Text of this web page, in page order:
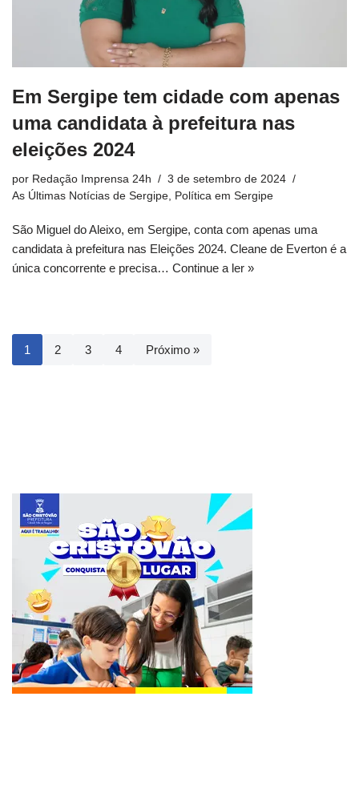
Em Sergipe tem cidade com apenas
uma candidata à prefeitura nas
eleições 2024
por Redação Imprensa 24h
3 de setembro de 2024
As Últimas Notícias de Sergipe
Política em Sergipe
São Miguel do Aleixo, em Sergipe, conta com apenas uma
candidata à prefeitura nas Eleições 2024. Cleane de Everton é a
única concorrente e precisa… Continue a ler »
1 2 3 4 Próximo »